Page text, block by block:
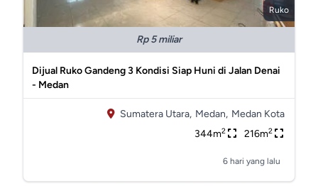
Ruko
Rp 5 miliar
Dijual Ruko Gandeng 3 Kondisi Siap Huni di Jalan Denai
- Medan
Sumatera Utara, Medan, Medan Kota
344m2 216m2
6 hari yang lalu